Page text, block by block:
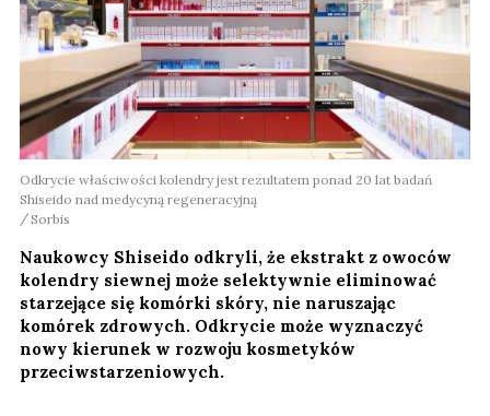
Odkrycie właściwości kolendry jest rezultatem ponad 20 lat badań
Shiseido nad medycyną regeneracyjną
Sorbis
Naukowcy Shiseido odkryli, że ekstrakt z owoców
kolendry siewnej może selektywnie eliminować
starzejące się komórki skóry, nie naruszając
komórek zdrowych. Odkrycie może wyznaczyć
nowy kierunek w rozwoju kosmetyków
przeciwstarzeniowych.